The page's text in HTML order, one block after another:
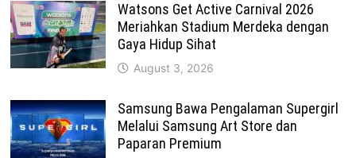
Watsons Get Active Carnival 2026
Meriahkan Stadium Merdeka dengan
Gaya Hidup Sihat
August 3, 2026
Samsung Bawa Pengalaman Supergirl
Melalui Samsung Art Store dan
Paparan Premium